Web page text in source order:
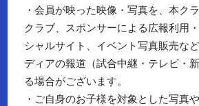
・会員が映った映像・写真を、本ク
クラブ、スポンサーによる広報利用
シャルサイト、イベント写真販売な
ディアの報道（試合中継・テレビ・
る場合がございます。
・ご自身のお子様を対象とした写真